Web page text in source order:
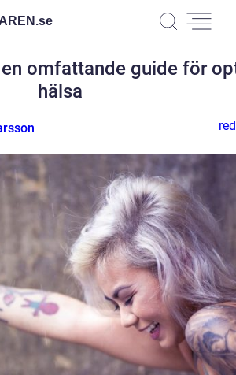
se
omfattande guide för
hälsa